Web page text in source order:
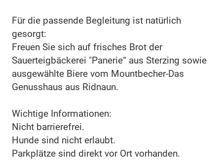
Für die passende Begleitung ist natürlich
gesorgt:
Freuen Sie sich auf frisches Brot der
Sauerteigbäckerei "Panerie“ aus Sterzing sowie
ausgewählte Biere vom Mountbecher-Das
Genusshaus aus Ridnaun.
Wichtige Informationen:
Nicht barrierefrei.
Hunde sind nicht erlaubt.
Parkplätze sind direkt vor Ort vorhanden.